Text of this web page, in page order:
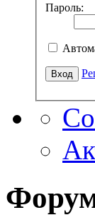
Пароль: